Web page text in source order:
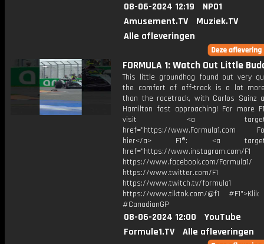
08-06-2024 12:19
NPO1
Amusement.TV
Muziek.TV
Alle afleveringen
FORMULA 1: Watch Out Little
This little groundhog found out very
the comfort of off-track is a lot
than the racetrack, with Carlos Sainz
Hamilton fast approaching! For more
visit <a
href="https://www.Formula1.com
hier</a> F1®: <a
href="https://www.instagram.com/F1
https://www.facebook.com/Formula1/
https://www.twitter.com/F1
https://www.twitch.tv/formula1
https://www.tiktok.com/@f1
#CanadianGP
08-06-2024 12:00
YouTube
Formule1.TV
Alle afleveringen